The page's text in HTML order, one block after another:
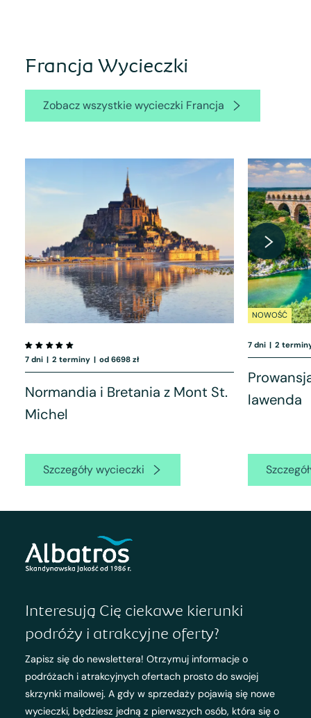
Francja Wycieczki
Zobacz wszystkie wycieczki Francja
7 dni | 2 terminy | od 6698 zł
Normandia i Bretania z Mont St.
Michel
Szczegóły wycieczki
NOWOŚĆ
7 dni | 2
lawenda
Interesują Cię ciekawe kierunki
podróży i atrakcyjne oferty?
Zapisz się do newslettera! Otrzymuj informacje o
podróżach i atrakcyjnych ofertach prosto do swojej
skrzynki mailowej. A gdy w sprzedaży pojawią się nowe
wycieczki, będziesz jedną z pierwszych osób, która się o